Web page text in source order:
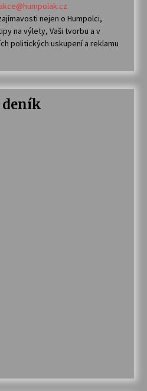
nejen o Humpolci,
na výlety, Vaši tvorbu a v
politických uskupení a reklamu